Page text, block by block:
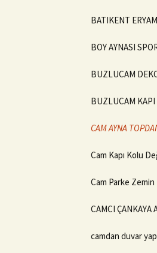
BATIKENT
BOY AYNASI
BUZLUCAM
BUZLUCAM KAPI
CAM AYNA
Cam Kapı Kolu
Cam Parke Zemin
CAMCI ÇANKAYA
camdan duvar